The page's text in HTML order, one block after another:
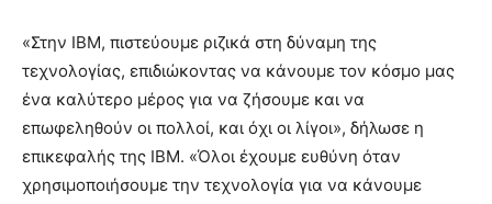
«Στην IBM, πιστεύουμε ριζικά στη δύναμη της
τεχνολογίας, επιδιώκοντας να κάνουμε τον κόσμο μας
ένα καλύτερο μέρος για να ζήσουμε και να
επωφεληθούν οι πολλοί, και όχι οι λίγοι», δήλωσε η
επικεφαλής της IBM. «Όλοι έχουμε ευθύνη όταν
χρησιμοποιήσουμε την τεχνολογία για να κάνουμε